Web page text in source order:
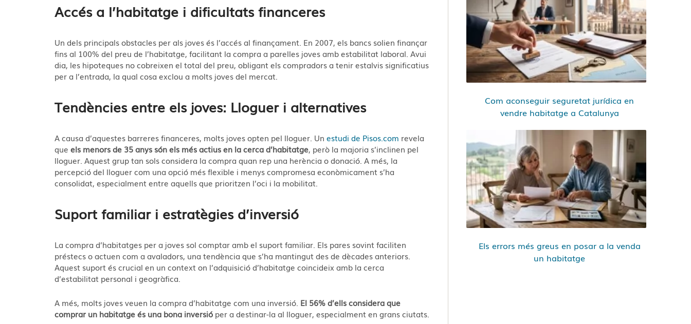
Accés a l’habitatge i dificultats financeres
Un dels principals obstacles per als joves és l’accés al finançament. En 2007, els bancs solien finançar
fins al 100% del preu de l’habitatge, facilitant la compra a parelles joves amb estabilitat laboral. Avui
dia, les hipoteques no cobreixen el total del preu, obligant els compradors a tenir estalvis significatius
per a l’entrada, la qual cosa exclou a molts joves del mercat​​.
Tendències entre els joves: Lloguer i alternatives
A causa d’aquestes barreres financeres, molts joves opten pel lloguer. Unestudi de Pisos.com revela
queels menors de 35 anys són els més actius en la cerca d’habitatge, però la majoria s’inclinen pel
lloguer. Aquest grup tan sols considera la compra quan rep una herència o donació​​. A més, la
percepció del lloguer com una opció més flexible i menys compromesa econòmicament s’ha
consolidat, especialment entre aquells que prioritzen l’oci i la mobilitat.
Suport familiar i estratègies d’inversió
La compra d’habitatges per a joves sol comptar amb el suport familiar. Els pares sovint faciliten
préstecs o actuen com a avaladors, una tendència que s’ha mantingut des de dècades anteriors.
Aquest suport és crucial en un context on l’adquisició d’habitatge coincideix amb la cerca
d’estabilitat personal i geogràfica​​​​.
A més, molts joves veuen la compra d’habitatge com una inversió. El 56% d’ells considera que
comprar un habitatge és una bona inversió per a destinar-la al lloguer, especialment en grans ciutats​​.
Com aconseguir seguretat jurídica en
vendre habitatge a Catalunya
Els errors més greus en posar a la venda
un habitatge